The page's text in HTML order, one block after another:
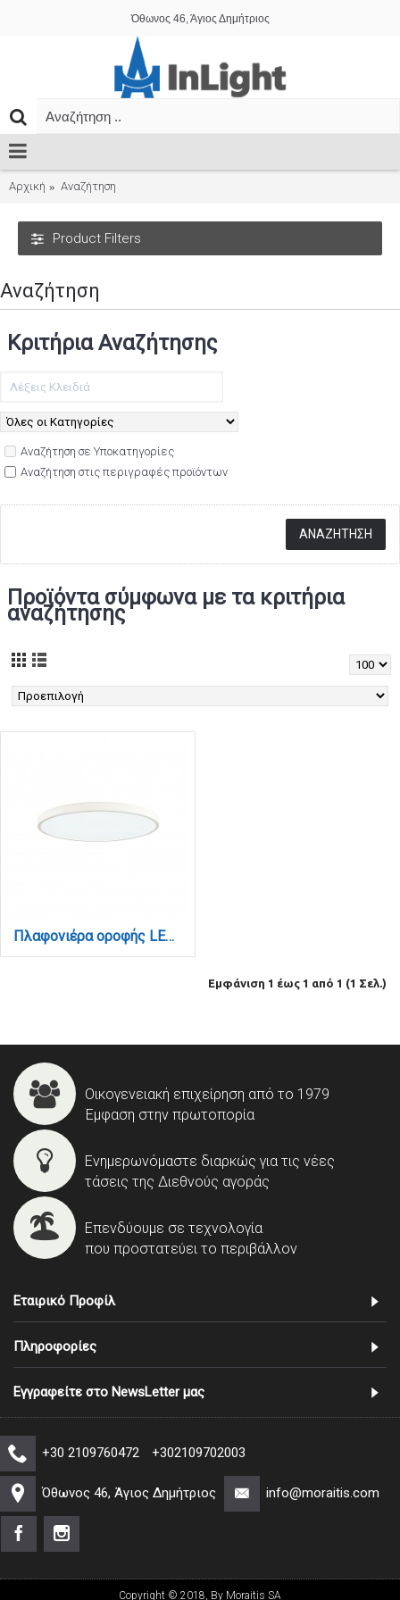
Όθωνος 46, Άγιος Δημήτριος
Αρχική Αναζήτηση
Product Filters
Αναζήτηση
Κριτήρια Αναζήτησης
Αναζήτηση σε Υποκατηγορίες
Αναζήτηση στις περιγραφές προϊόντων
Προϊόντα σύμφωνα με τα κριτήρια
αναζήτησης
Πλαφονιέρα οροφής LED 32W 3CCT (by switch on base) σε λευκή απόχρωση D:40x2,5cm (42036-C-White)
Εμφάνιση 1 έως 1 από 1 (1 Σελ.)
Οικογενειακή επιχείρηση από το 1979
Έμφαση στην πρωτοπορία
Ενημερωνόμαστε διαρκώς για τις νέες
τάσεις της Διεθνούς αγοράς
Επενδύουμε σε τεχνολογία
που προστατεύει το περιβάλλον
Εταιρικό Προφίλ
Πληροφορίες
Εγγραφείτε στο NewsLetter μας
+30 2109760472 +302109702003
Όθωνος 46, Άγιος Δημήτριος info@moraitis.com
Copyright © 2018, By Moraitis SA